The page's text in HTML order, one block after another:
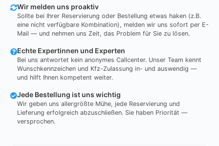
Wir melden uns proaktiv
Sollte bei Ihrer Reservierung oder Bestellung etwas haken (z.B.
eine nicht verfügbare Kombination), melden wir uns sofort per E-
Mail — und nehmen uns Zeit, das Problem für Sie zu lösen.
Echte Expertinnen und Experten
Bei uns antwortet kein anonymes Callcenter. Unser Team kennt
Wunschkennzeichen und Kfz-Zulassung in- und auswendig —
und hilft Ihnen kompetent weiter.
Jede Bestellung ist uns wichtig
Wir geben uns allergrößte Mühe, jede Reservierung und
Lieferung erfolgreich abzuschließen. Sie haben Priorität —
versprochen.